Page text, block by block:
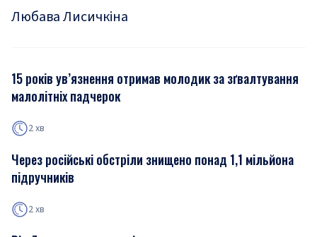
Любава Лисичкіна
15 років ув’язнення отримав молодик за зґвалтування
малолітніх падчерок
2 хв
Через російські обстріли знищено понад 1,1 мільйона
підручників
2 хв